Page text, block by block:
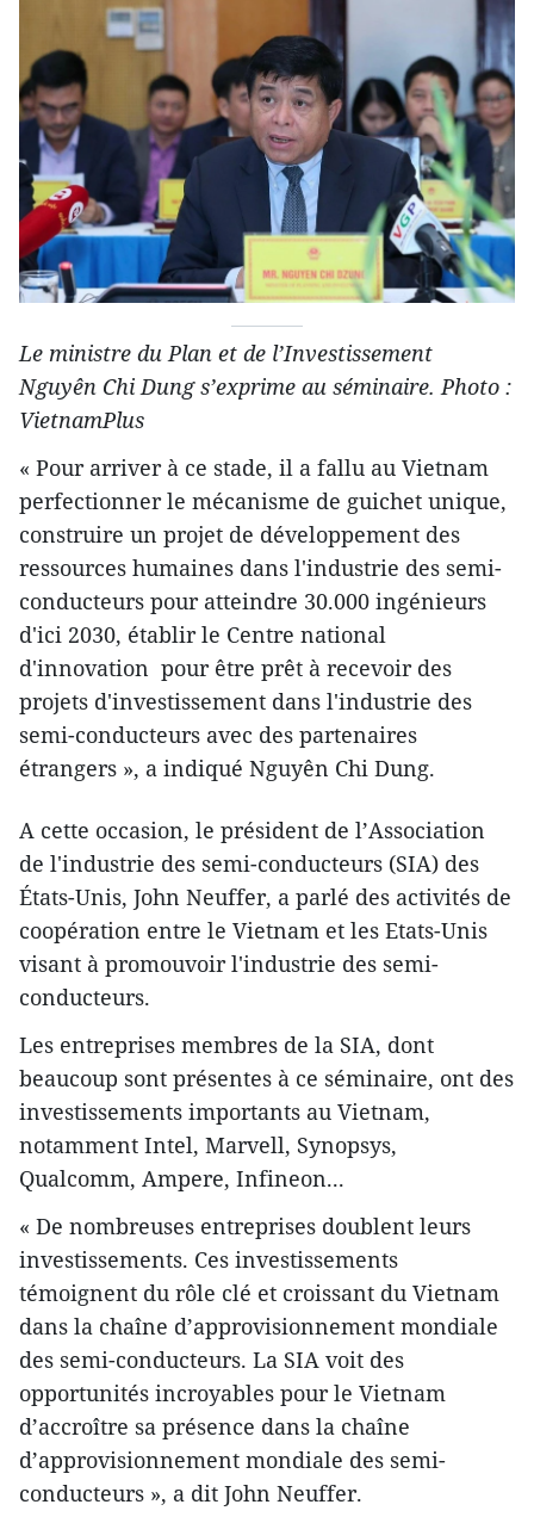
Le ministre du Plan et de l’Investissement
Nguyên Chi Dung s’exprime au séminaire. Photo :
VietnamPlus
« Pour arriver à ce stade, il a fallu au Vietnam
perfectionner le mécanisme de guichet unique,
construire un projet de développement des
ressources humaines dans l'industrie des semi-
conducteurs pour atteindre 30.000 ingénieurs
d'ici 2030, établir le Centre national
d'innovation pour être prêt à recevoir des
projets d'investissement dans l'industrie des
semi-conducteurs avec des partenaires
étrangers », a indiqué Nguyên Chi Dung.
A cette occasion, le président de l’Association
de l'industrie des semi-conducteurs (SIA) des
États-Unis, John Neuffer, a parlé des activités de
coopération entre le Vietnam et les Etats-Unis
visant à promouvoir l'industrie des semi-
conducteurs.
Les entreprises membres de la SIA, dont
beaucoup sont présentes à ce séminaire, ont des
investissements importants au Vietnam,
notamment Intel, Marvell, Synopsys,
Qualcomm, Ampere, Infineon...
« De nombreuses entreprises doublent leurs
investissements. Ces investissements
témoignent du rôle clé et croissant du Vietnam
dans la chaîne d’approvisionnement mondiale
des semi-conducteurs. La SIA voit des
opportunités incroyables pour le Vietnam
d’accroître sa présence dans la chaîne
d’approvisionnement mondiale des semi-
conducteurs », a dit John Neuffer.